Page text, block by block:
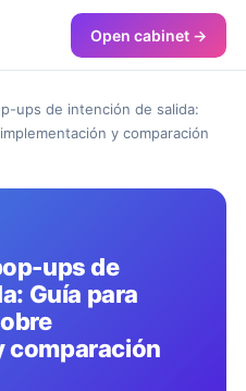
Open cabinet →
ups de intención de salida:
y comparación
ups de
Guía para
comparación